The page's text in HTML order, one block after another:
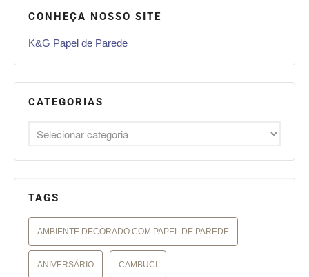
CONHEÇA NOSSO SITE
K&G Papel de Parede
CATEGORIAS
TAGS
AMBIENTE DECORADO COM PAPEL DE PAREDE
ANIVERSÁRIO CAMBUCI